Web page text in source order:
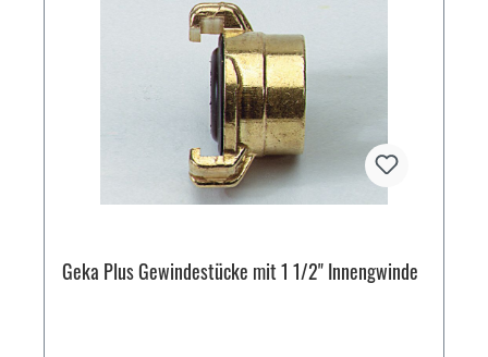
Geka Plus Gewindestücke mit 1 1/2" Innengwinde